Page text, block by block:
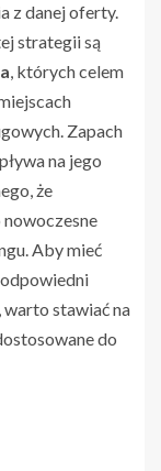
z danej oferty.
strategii są
, których celem
Zapach
na jego
że
Aby mieć
stawiać na
do